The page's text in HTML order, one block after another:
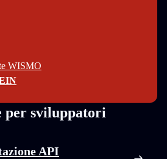
WISMO
per sviluppatori
API